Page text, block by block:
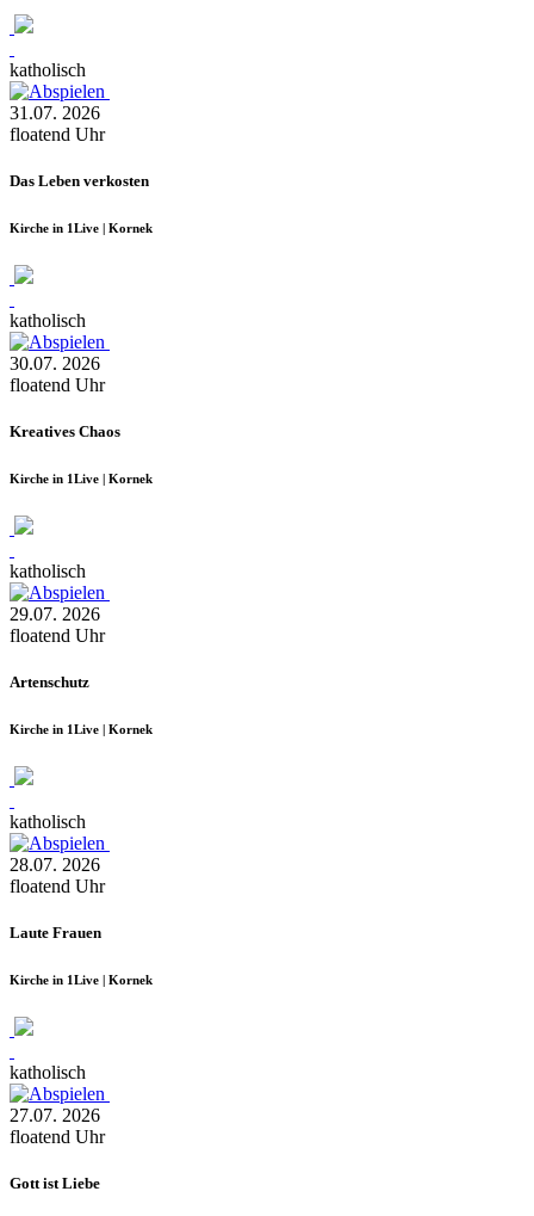
katholisch
31.07. 2026
floatend Uhr
Das Leben verkosten
Kirche in 1Live | Kornek
katholisch
30.07. 2026
floatend Uhr
Kreatives Chaos
Kirche in 1Live | Kornek
katholisch
29.07. 2026
floatend Uhr
Artenschutz
Kirche in 1Live | Kornek
katholisch
28.07. 2026
floatend Uhr
Laute Frauen
Kirche in 1Live | Kornek
katholisch
27.07. 2026
floatend Uhr
Gott ist Liebe